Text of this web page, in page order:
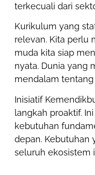
terkecuali dari
Kurikulum yang
relevan. Kita perlu
muda kita siap
nyata. Dunia yang
mendalam tentang
Inisiatif
langkah proaktif.
kebutuhan
depan. Kebutuhan
seluruh ekosistem